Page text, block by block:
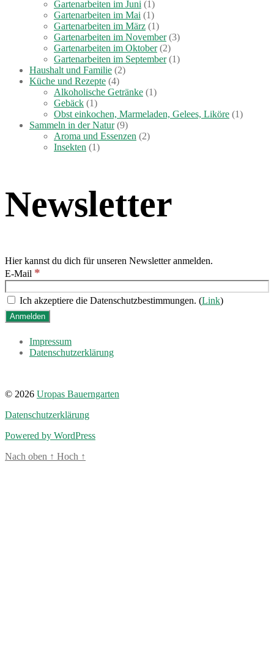
Gartenarbeiten im Juni (1)
Gartenarbeiten im Mai (1)
Gartenarbeiten im März (1)
Gartenarbeiten im November(3)
Gartenarbeiten im Oktober(2)
Gartenarbeiten im September(1)
Haushalt und Familie (2)
Küche und Rezepte (4)
Alkoholische Getränke (1)
Gebäck (1)
Obst einkochen, Marmeladen, Gelees, Liköre (1)
Sammeln in der Natur(9)
Aroma und Essenzen (2)
Insekten (1)
Newsletter
Hier kannst du dich für unseren Newsletter anmelden.
E-Mail *
Ich akzeptiere die Datenschutzbestimmungen. (Link)
Impressum
Datenschutzerklärung
© 2026 Uropas Bauerngarten
Datenschutzerklärung
Powered by WordPress
Nach oben ↑ Hoch ↑